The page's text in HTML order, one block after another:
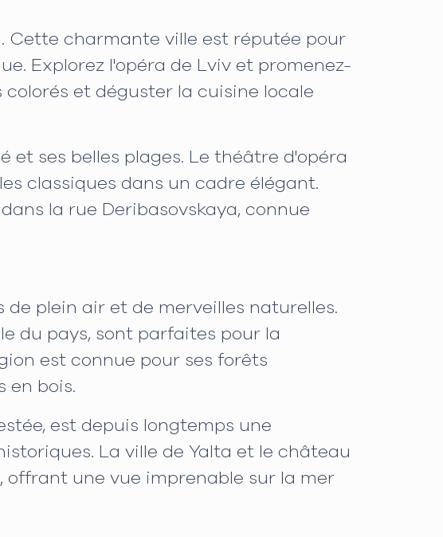
Cette charmante ville est réputée pour
Explorez l'opéra de Lviv et promenez-
et déguster la cuisine locale
et ses belles plages. Le théâtre d'opéra
classiques dans un cadre élégant.
la rue Deribasovskaya, connue
plein air et de merveilles naturelles.
du pays, sont parfaites pour la
est connue pour ses forêts
en bois.
est depuis longtemps une
La ville de Yalta et le château
une vue imprenable sur la mer